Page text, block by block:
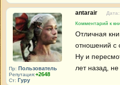
Пр: Пользователь
Репутация:+2648
Ст: Гуру
antarair
Комментарий к
Отличная
отношений с
Ну и
лет назад,